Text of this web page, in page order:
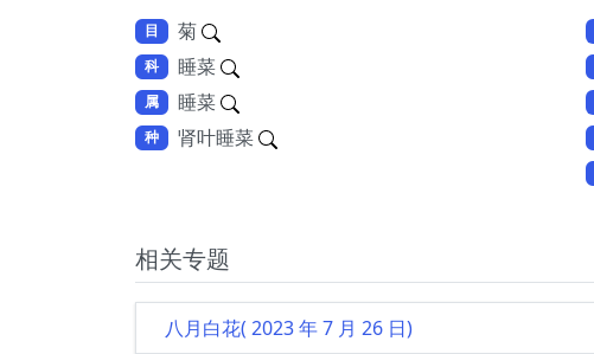
目 菊
科 睡菜
属 睡菜
种 肾叶睡菜
相关专题
八月白花( 2023 年 7 月 26 日)